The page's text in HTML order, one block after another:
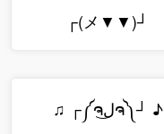
┌(メ▼▼)┘
♫ ┌༼ຈل͜ຈ༽┘ ♪